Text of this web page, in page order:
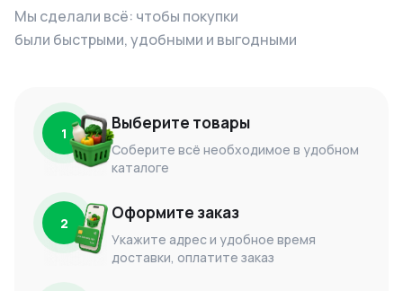
Мы сделали всё: чтобы покупки
были быстрыми, удобными и выгодными
1 Выберите товары
Соберите всё необходимое в удобном
каталоге
2 Оформите заказ
Укажите адрес и удобное время
доставки, оплатите заказ